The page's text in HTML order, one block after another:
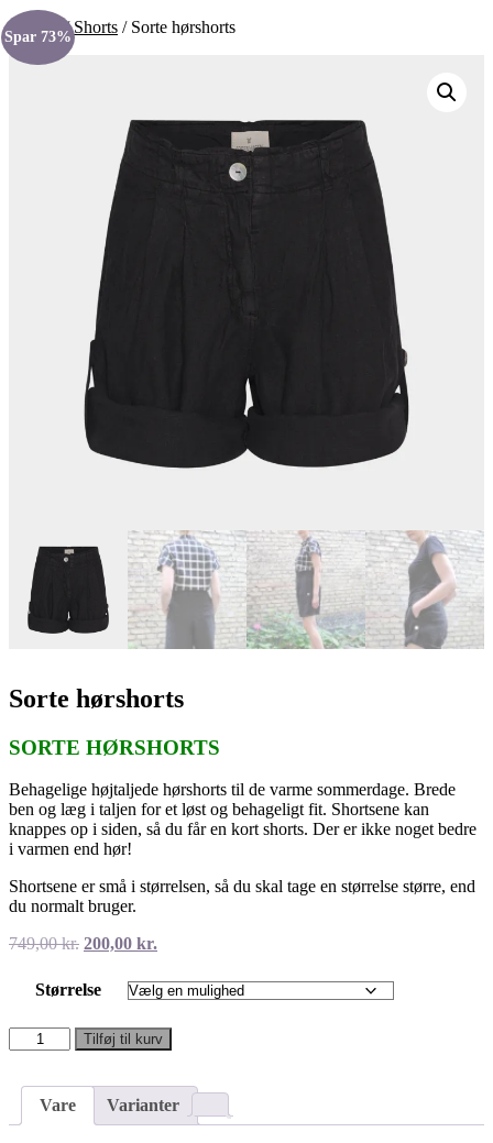
Forside/Shorts / Sorte hørshorts
Spar 73%
Sorte hørshorts
SORTE HØRSHORTS
Behagelige højtaljede hørshorts til de varme sommerdage. Brede
ben og læg i taljen for et løst og behageligt fit. Shortsene kan
knappes op i siden, så du får en kort shorts. Der er ikke noget bedre
i varmen end hør!
Shortsene er små i størrelsen, så du skal tage en størrelse større, end
du normalt bruger.
749,00kr. Den
pris
var:
200,00 kr.
pris
er:
Størrelse
Sorte
hørshorts
Tilføj til kurv
Vare Varianter